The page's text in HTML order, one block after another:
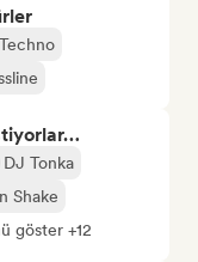
DJ Tonka
Shake
göster +12